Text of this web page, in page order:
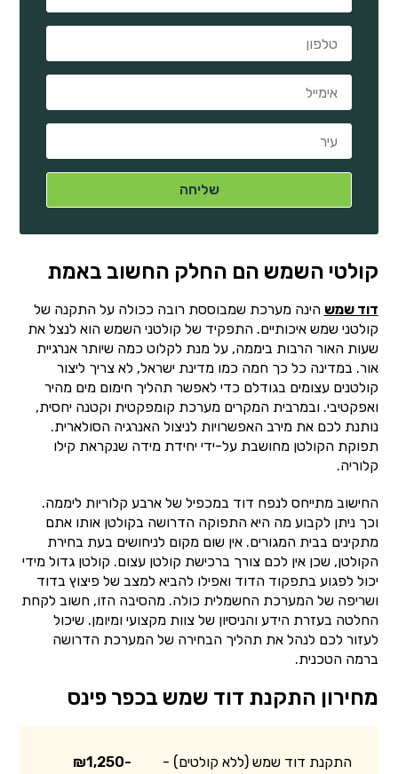
קולטי השמש הם החלק החשוב באמת
דוד שמש הינה מערכת שמבוססת רובה ככולה על התקנה של
קולטני שמש איכותיים. התפקיד של קולטני השמש הוא לנצל את
שעות האור הרבות ביממה, על מנת לקלוט כמה שיותר אנרגיית
אור. במדינה כל כך חמה כמו מדינת ישראל, לא צריך ליצור
קולטנים עצומים בגודלם כדי לאפשר תהליך חימום מים מהיר
ואפקטיבי. ובמרבית המקרים מערכת קומפקטית וקטנה יחסית,
נותנת לכם את מירב האפשרויות לניצול האנרגיה הסולארית.
תפוקת הקולטן מחושבת על-ידי יחידת מידה שנקראת קילו
קלוריה.
החישוב מתייחס לנפח דוד במכפיל של ארבע קלוריות ליממה.
וכך ניתן לקבוע מה היא התפוקה הדרושה בקולטן אותו אתם
מתקינים בבית המגורים. אין שום מקום לניחושים בעת בחירת
הקולטן, שכן אין לכם צורך ברכישת קולטן עצום. קולטן גדול מידי
יכול לפגוע בתפקוד הדוד ואפילו להביא למצב של פיצוץ בדוד
ושריפה של המערכת החשמלית כולה. מהסיבה הזו, חשוב לקחת
החלטה בעזרת הידע והניסיון של צוות מקצועי ומיומן. שיכול
לעזור לכם לנהל את תהליך הבחירה של המערכת הדרושה
ברמה הטכנית.
מחירון התקנת דוד שמש בכפר פינס
התקנת דוד שמש (ללא קולטים) -
₪1,250-